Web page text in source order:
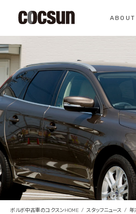
ABOUT
私たちについて
サービスメニュー
CONTACT
お問い合わせ
ボルボ中古車のコクスンHOME スタッフニュース 年